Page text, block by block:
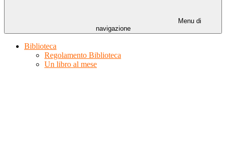
Menu di
navigazione
Biblioteca
Regolamento Biblioteca
Un libro al mese